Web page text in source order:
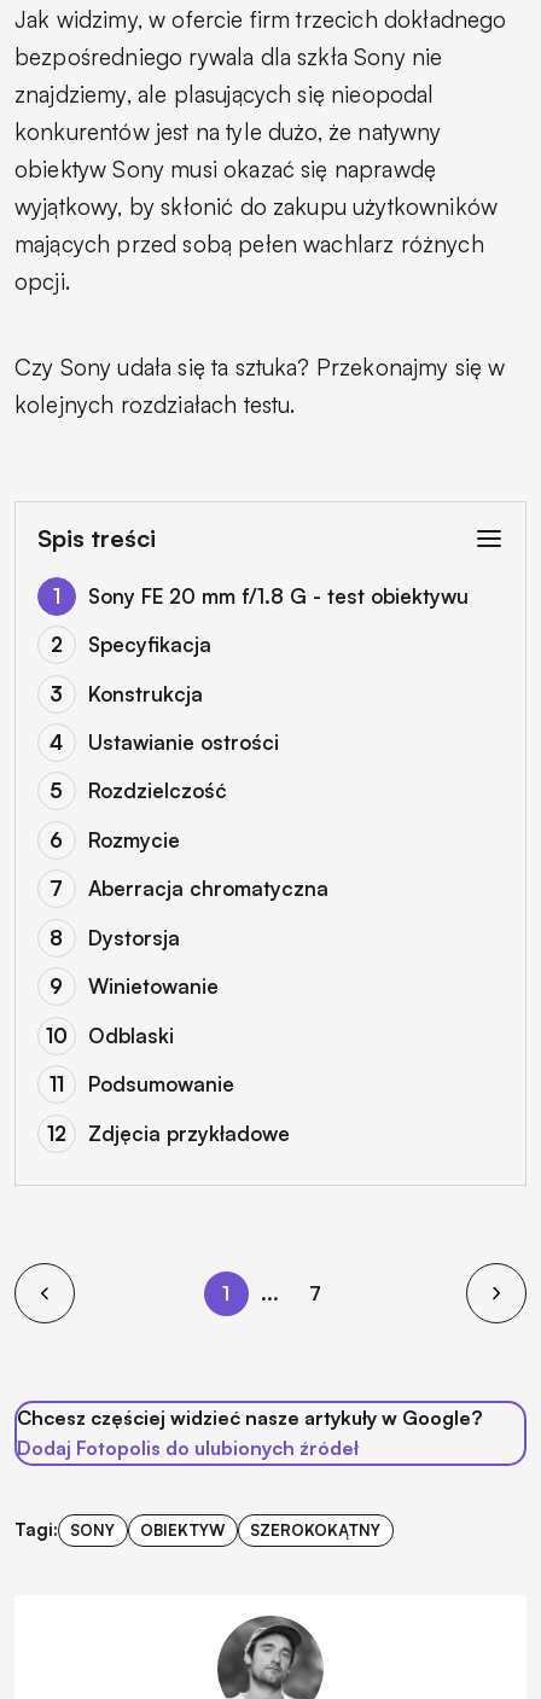
Jak widzimy, w ofercie firm trzecich dokładnego
bezpośredniego rywala dla szkła Sony nie
znajdziemy, ale plasujących się nieopodal
konkurentów jest na tyle dużo, że natywny
obiektyw Sony musi okazać się naprawdę
wyjątkowy, by skłonić do zakupu użytkowników
mających przed sobą pełen wachlarz różnych
opcji.
Czy Sony udała się ta sztuka? Przekonajmy się w
kolejnych rozdziałach testu.
Spis treści
Sony FE 20 mm f/1.8 G - test obiektywu
Specyfikacja
Konstrukcja
Ustawianie ostrości
Rozdzielczość
Rozmycie
Aberracja chromatyczna
Dystorsja
Winietowanie
Odblaski
Podsumowanie
Zdjęcia przykładowe
1 ... 7
Chcesz częściej widzieć nasze artykuły w Google?
Dodaj Fotopolis do ulubionych źródeł
Tagi: SONY OBIEKTYW SZEROKOKĄTNY